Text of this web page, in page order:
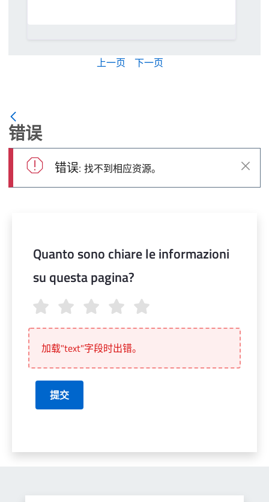
上一页 下一页
错误
关闭
错误: 找不到相应资源。
Quanto sono chiare le informazioni
su questa pagina?
Quanto sono chiare le informazioni su questa pagina?
加载"text"字段时出错。
提交